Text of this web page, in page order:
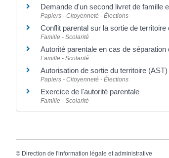
Demande d'un second livret de famille
Papiers - Citoyenneté - Élections
Conflit parental sur la sortie de territoire
Famille - Scolarité
Autorité parentale en cas de séparation
Famille - Scolarité
Autorisation de sortie du territoire (AST)
Papiers - Citoyenneté - Élections
Exercice de l'autorité parentale
Famille - Scolarité
© Direction de l'information légale et administrative